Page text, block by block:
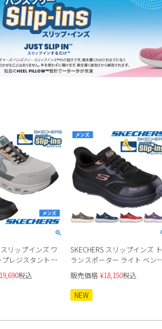
スリップインズ ワ
レジスタント
ズ ワークシューズ
税込
SKECHERS スリップインズ ト
ランスポーター ライト ベン
200262J メンズ
販売価格 ¥18,150税込
NEW